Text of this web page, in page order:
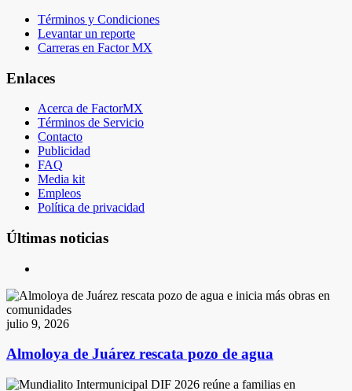
Términos y Condiciones
Levantar un reporte
Carreras en Factor MX
Enlaces
Acerca de FactorMX
Términos de Servicio
Contacto
Publicidad
FAQ
Media kit
Empleos
Política de privacidad
Últimas noticias
julio 9, 2026
Almoloya de Juárez rescata pozo de agua